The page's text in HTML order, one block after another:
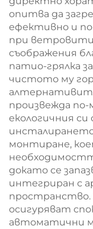
опитва да
ефективно и
при ветровити
съображения
патио-грялка
чистото му
произвежда по-
екологичния
монтиране,
докато се
интегриран с
пространство.
осигуряват
автоматични